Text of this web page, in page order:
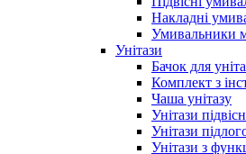
Накладні
Умивальники
Унітази
Бачок для
Комплект з
Чаша унітазу
Унітази
Унітази
Унітази з